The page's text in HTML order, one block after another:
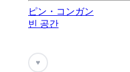
ピン・コンガン
빈 공간
♥